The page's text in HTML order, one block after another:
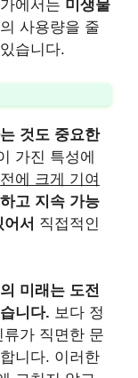
에서는 미생물
사용량을 줄
습니다.
것도 중요한
가진 특성에
에 크게 기여
고 지속 가능
서 직접적인
미래는 도전
니다. 보다 정
가 직면한 문
니다. 이러한